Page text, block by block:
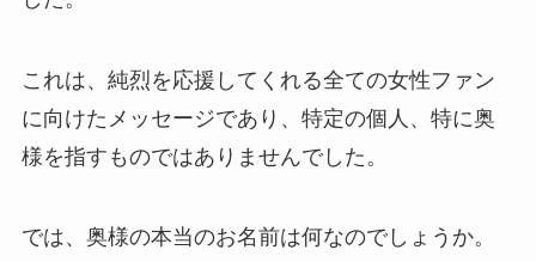
これは、純烈を応援してくれる全ての女性ファン
に向けたメッセージであり、特定の個人、特に奥
様を指すものではありませんでした。
では、奥様の本当のお名前は何なのでしょうか。